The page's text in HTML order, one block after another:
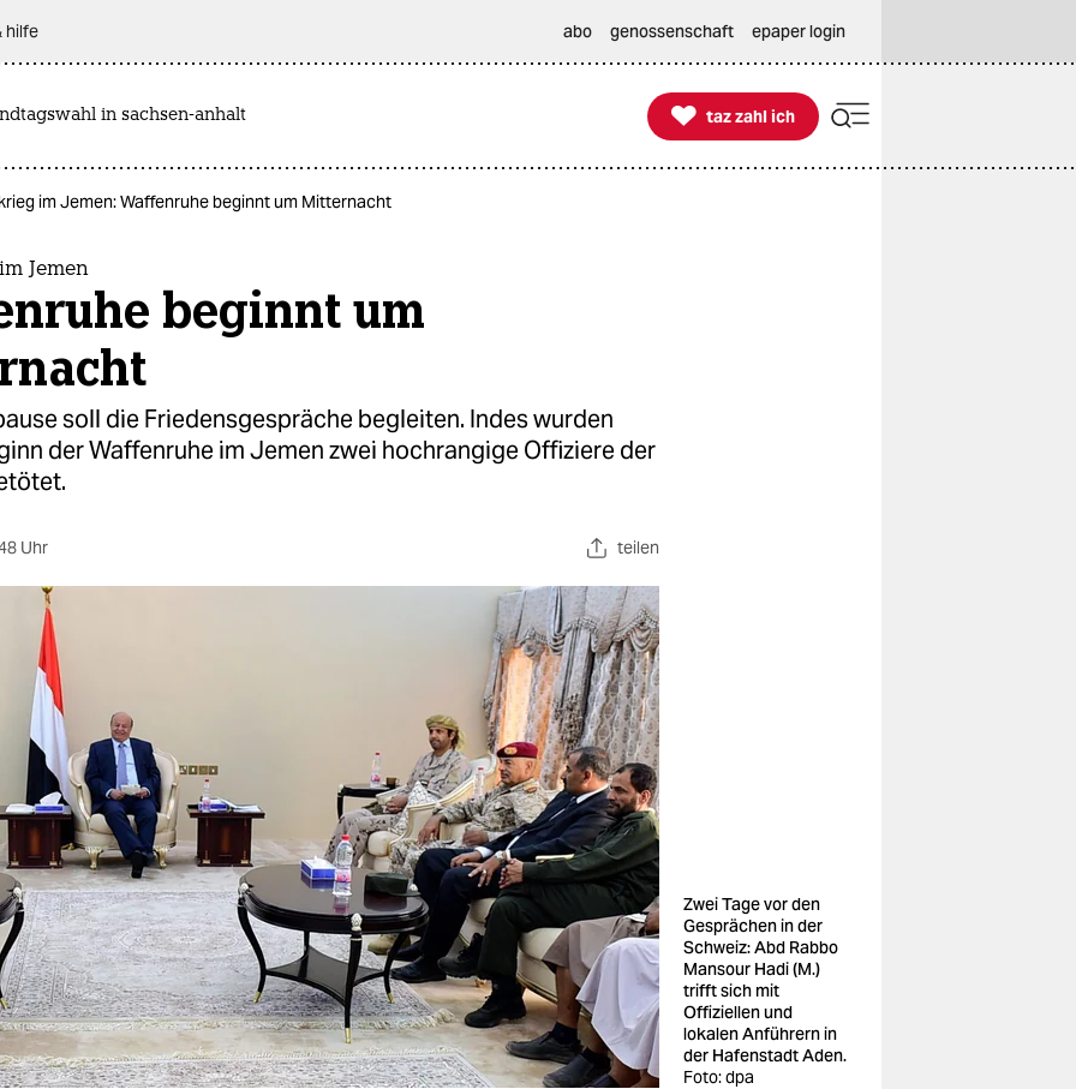
hilfe abo genossenschaft epaper login
in sachsen-anhalt 
taz zahl ich
taz zahl ich
im Jemen: Waffenruhe beginnt um Mitternacht
Jemen
beginnt um
soll die Friedensgespräche begleiten. Indes wurden
der Waffenruhe im Jemen zwei hochrangige Offiziere der
Uhr teilen
Zwei Tage vor den
Gesprächen in der
Schweiz: Abd Rabbo
Mansour Hadi (M.)
trifft sich mit
Offiziellen und
lokalen Anführern in
der Hafenstadt Aden.
Foto: dpa